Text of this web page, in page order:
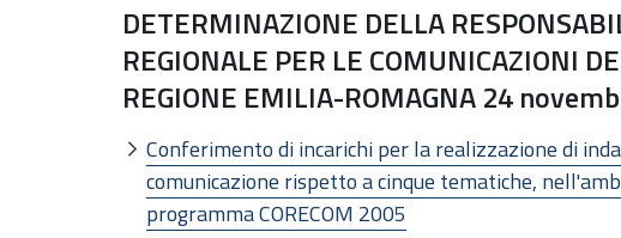
DETERMINAZIONE DELLA
REGIONALE PER LE COMUNICAZIONI
REGIONE EMILIA-ROMAGNA 24
Conferimento di incarichi per la realizzazione di
comunicazione rispetto a cinque tematiche,
programma CORECOM 2005